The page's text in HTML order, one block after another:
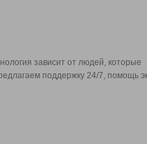
зависит от людей, которые
поддержку 24/7, помощь